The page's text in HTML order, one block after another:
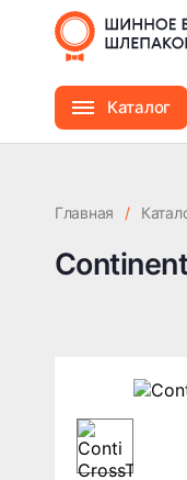
Каталог
Главная /